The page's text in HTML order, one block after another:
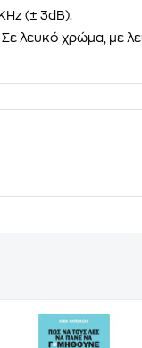
(± 3dB).
λευκό χρώμα, με